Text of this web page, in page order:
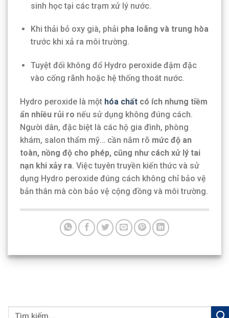
sinh học tại các trạm xử lý nước.
Khi thải bỏ oxy già, phải pha loãng và trung hòa
trước khi xả ra môi trường.
Tuyệt đối không đổ Hydro peroxide đậm đặc
vào cống rãnh hoặc hệ thống thoát nước.
Hydro peroxide là một hóa chất có ích nhưng tiềm
ẩn nhiều rủi ro nếu sử dụng không đúng cách.
Người dân, đặc biệt là các hộ gia đình, phòng
khám, salon thẩm mỹ… cần nắm rõ mức độ an
toàn, nồng độ cho phép, cũng như cách xử lý tai
nạn khi xảy ra. Việc tuyên truyền kiến thức và sử
dụng Hydro peroxide đúng cách không chỉ bảo vệ
bản thân mà còn bảo vệ cộng đồng và môi trường.